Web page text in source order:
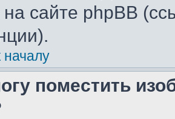
на сайте phpBB
началу
поместить